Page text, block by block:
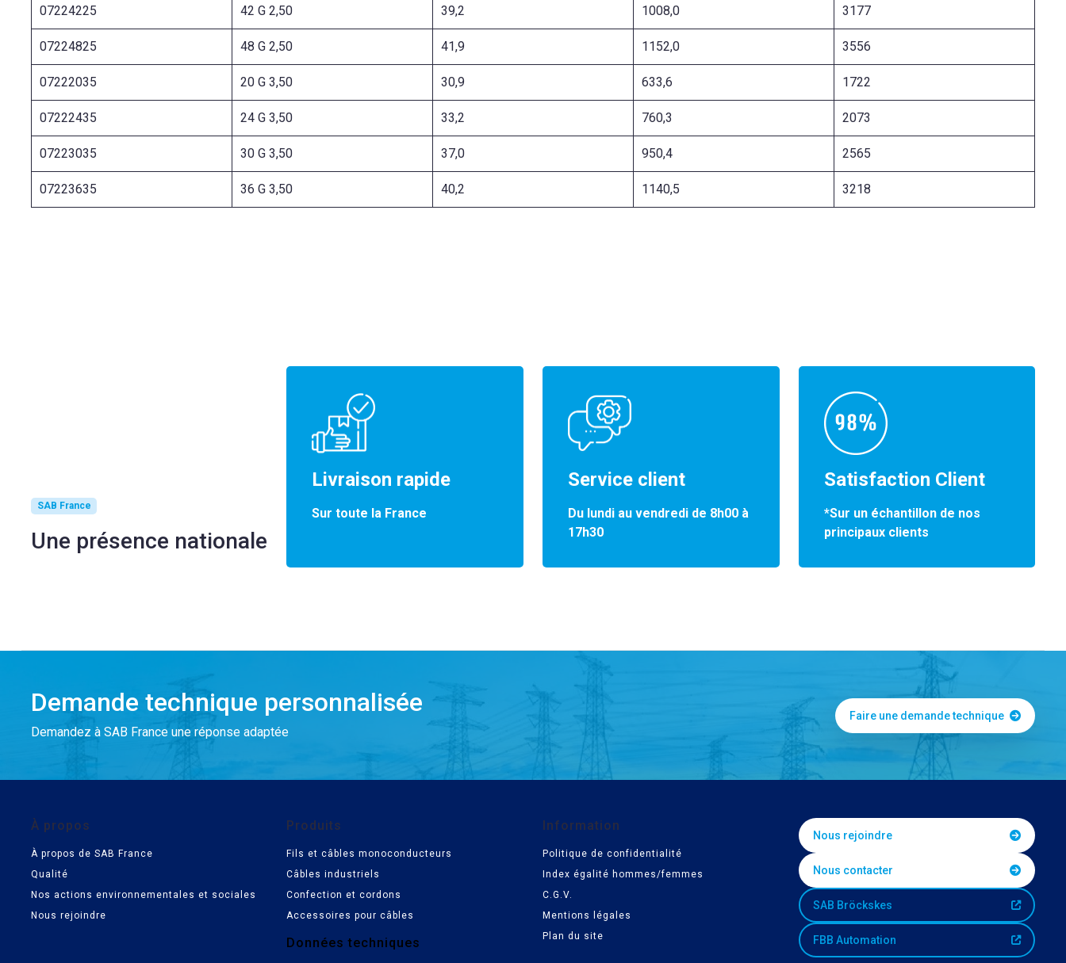
07224225 42 G 2,50 39,2 1008,0 3177
07224825 48 G 2,50 41,9 1152,0 3556
07222035 20 G 3,50 30,9 633,6 1722
07222435 24 G 3,50 33,2 760,3 2073
07223035 30 G 3,50 37,0 950,4 2565
07223635 36 G 3,50 40,2 1140,5 3218
SAB France
Une présence nationale
Livraison rapide
Sur toute la France
Service client
Du lundi au vendredi de 8h00 à
17h30
Satisfaction Client
*Sur un échantillon de nos
principaux clients
Demande technique personnalisée
Demandez à SAB France une réponse adaptée
Faire une demande technique
À propos
À propos de SAB France
Qualité
Nos actions environnementales et sociales
Nous rejoindre
Produits
Fils et câbles monoconducteurs
Câbles industriels
Confection et cordons
Accessoires pour câbles
Données techniques
Information
Politique de confidentialité
Index égalité hommes/femmes
C.G.V.
Mentions légales
Plan du site
Nous rejoindre
Nous contacter
SAB Bröckskes
FBB Automation